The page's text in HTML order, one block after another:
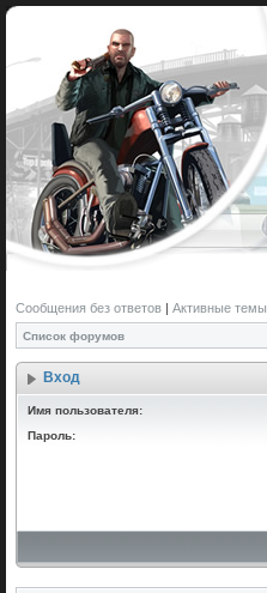
Сообщения без ответов | Активные темы
Список форумов
Вход
Имя пользователя:
Пароль: